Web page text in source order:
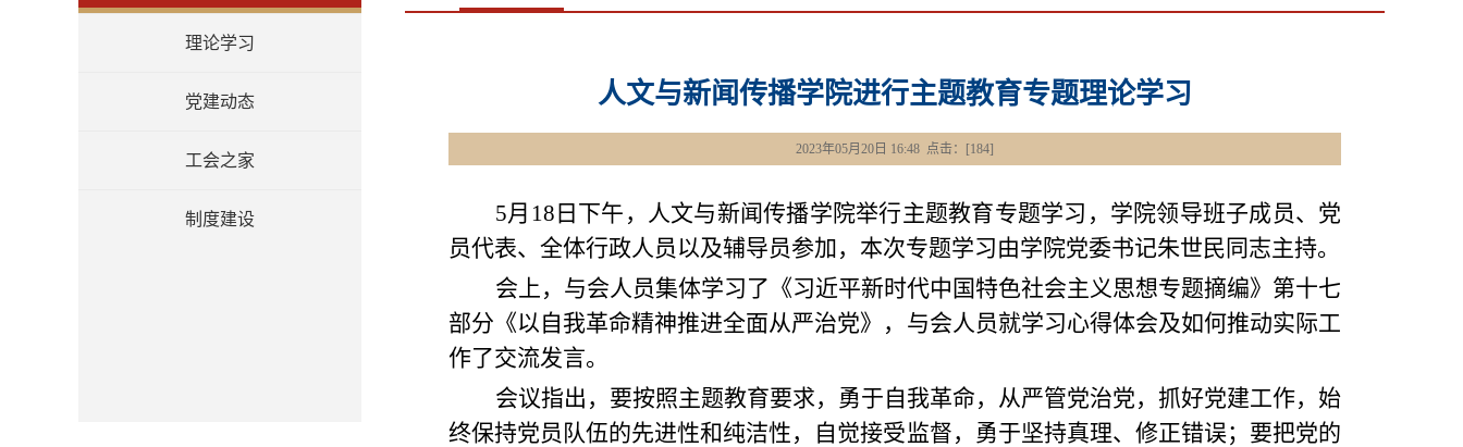
理论学习
党建动态
工会之家
制度建设
人文与新闻传播学院进行主题教育专题理论学习
2023年05月20日 16:48 点击：[184]
5月 18 日下午，人文与新闻传播学院举行主题教育专题学习，学院领导班子成员、党
员代表、全体行政人员以及辅导员参加，本次专题学习由学院党委书记朱世民同志主持。
会上，与会人员集体学习了 《习近平新时代中国特色社会主义思想专题摘编》第十七
部分《以自我革命精神推进全面从严治党》， 与会人员就学习心得体会及如何推动实际工
作了交流发言。
会议指出，要按照主题教育要求，勇于自我革命，从严管党治党，抓好党建工作，始
终保持党员队伍的先进性和纯洁性，自觉接受监督，勇于坚持真理、修正错误；要把党的